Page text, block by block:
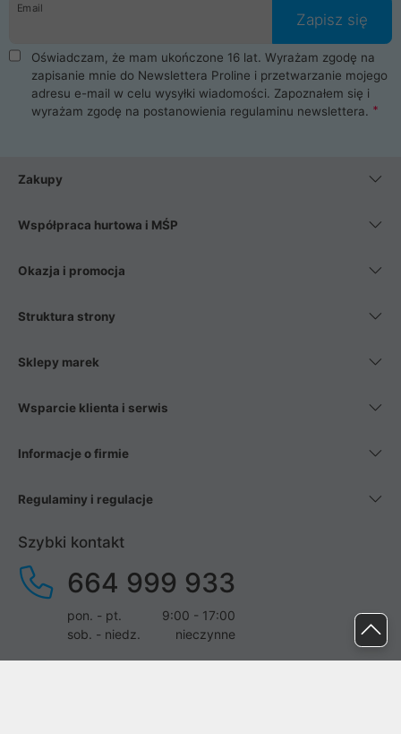
Email
Zapisz się
Oświadczam, że mam ukończone 16 lat. Wyrażam zgodę na
zapisanie mnie do Newslettera Proline i przetwarzanie mojego
adresu e-mail w celu wysyłki wiadomości. Zapoznałem się i
wyrażam zgodę na postanowienia regulaminu newslettera.
Zakupy
Współpraca hurtowa i MŚP
Okazja i promocja
Struktura strony
Sklepy marek
Wsparcie klienta i serwis
Informacje o firmie
Regulaminy i regulacje
Szybki kontakt
664 999 933
pon. - pt.
9:00 - 17:00
sob. - niedz.
nieczynne